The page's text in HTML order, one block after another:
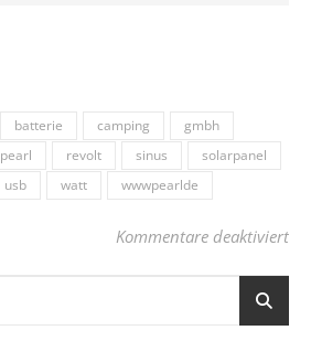
batterie camping
gmbh
pearl revolt sinus
solarpanel
usb watt wwwpearlde
Kommentare deaktiviertfür